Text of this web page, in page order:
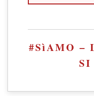
#SìAMO –
SI